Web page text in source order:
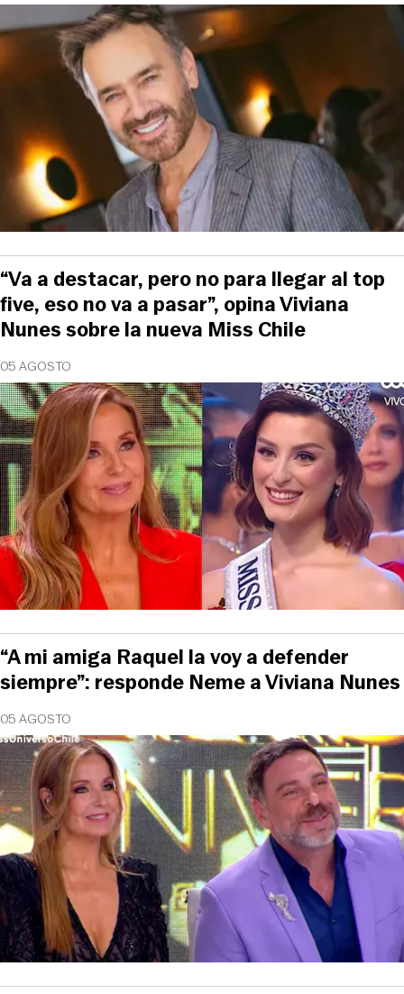
05 AGOSTO
“Va a destacar, pero no para llegar al top
five, eso no va a pasar”, opina Viviana
Nunes sobre la nueva Miss Chile
05 AGOSTO
“A mi amiga Raquel la voy a defender
siempre”: responde Neme a Viviana Nunes